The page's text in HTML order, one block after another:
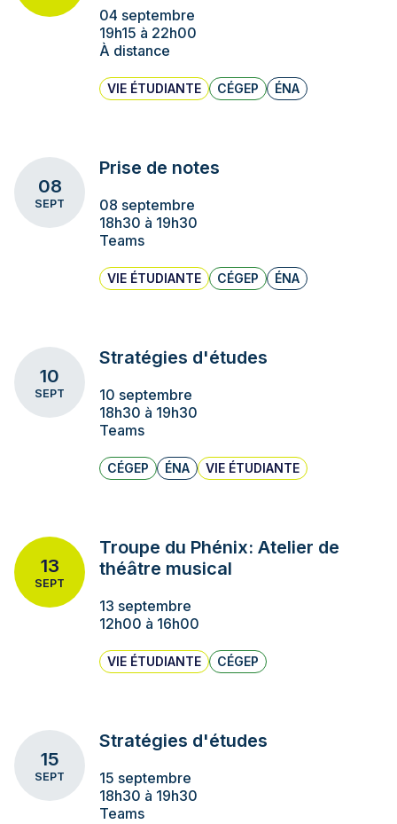
04 septembre
19h15 à 22h00
À distance
VIE ÉTUDIANTE CÉGEP ÉNA
08
SEPT
Prise de notes
08 septembre
18h30 à 19h30
Teams
VIE ÉTUDIANTE CÉGEP ÉNA
10
SEPT
Stratégies d'études
10 septembre
18h30 à 19h30
Teams
CÉGEP ÉNA VIE ÉTUDIANTE
13
SEPT
Troupe du Phénix: Atelier de
théâtre musical
13 septembre
12h00 à 16h00
VIE ÉTUDIANTE CÉGEP
15
SEPT
Stratégies d'études
15 septembre
18h30 à 19h30
Teams